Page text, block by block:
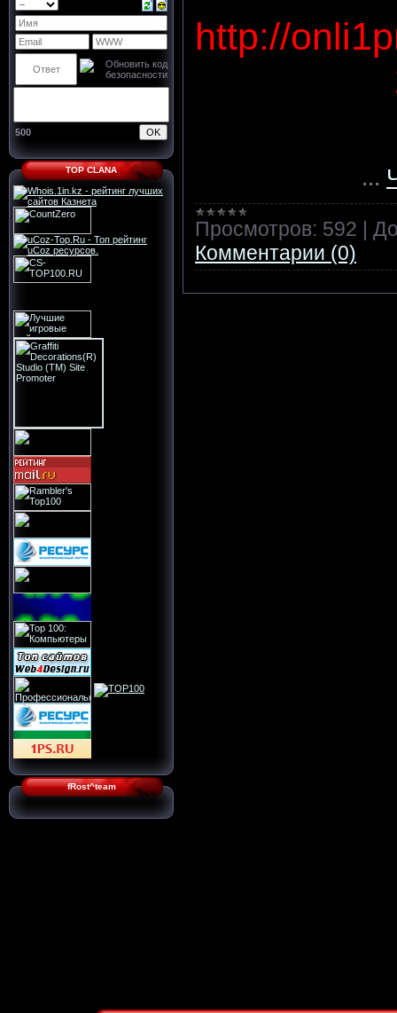
500
TOP CLANA
fRost^team
http://
...
Просмотров: 592 |
Комментарии (0)